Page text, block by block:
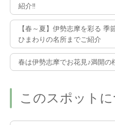
紹介‼
【春～夏】伊勢志摩を彩る 季
ひまわりの名所までご紹介
春は伊勢志摩でお花見♪満開の
このスポット